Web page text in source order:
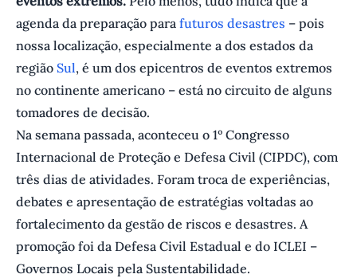
agenda da preparação para futuros desastres – pois
nossa localização, especialmente a dos estados da
região Sul, é um dos epicentros de eventos extremos
no continente americano – está no circuito de alguns
tomadores de decisão.
Na semana passada, aconteceu o 1º Congresso
Internacional de Proteção e Defesa Civil (CIPDC), com
três dias de atividades. Foram troca de experiências,
debates e apresentação de estratégias voltadas ao
fortalecimento da gestão de riscos e desastres. A
promoção foi da Defesa Civil Estadual e do ICLEI –
Governos Locais pela Sustentabilidade.